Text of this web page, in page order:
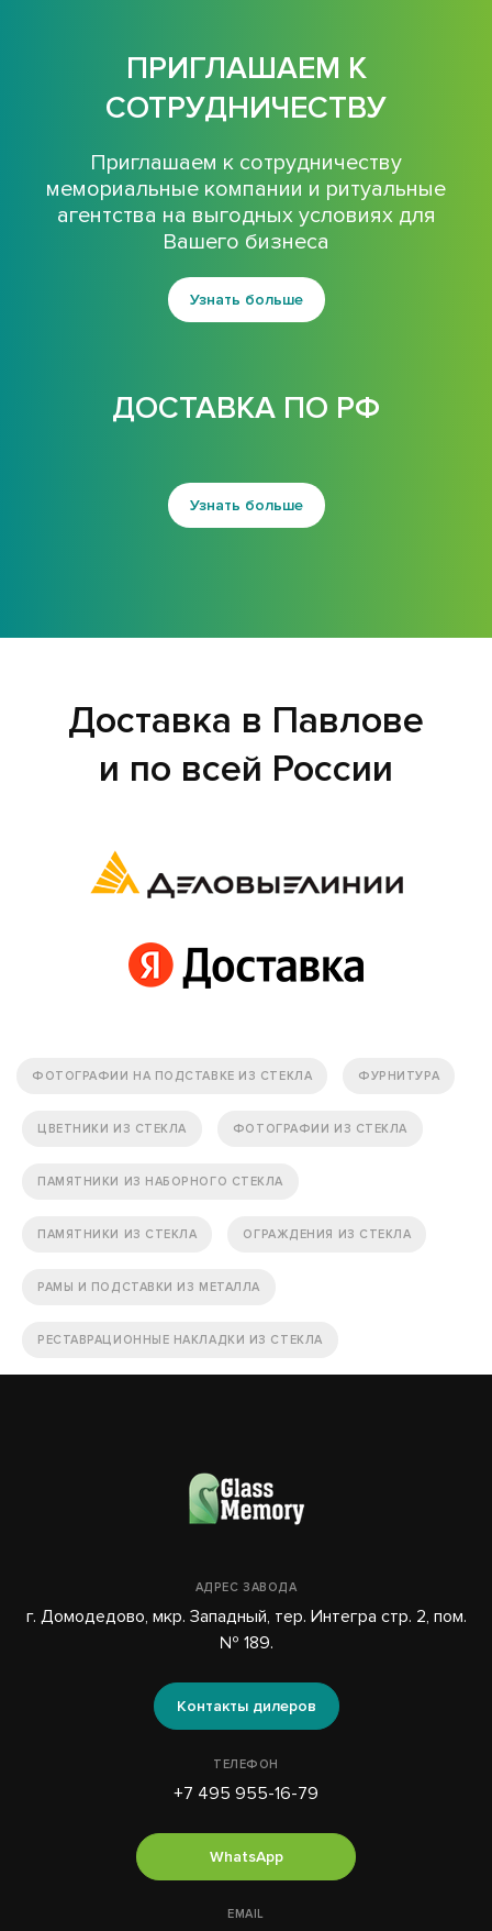
ПРИГЛАШАЕМ К
СОТРУДНИЧЕСТВУ
Приглашаем к сотрудничеству
мемориальные компании и ритуальные
агентства на выгодных условиях для
Вашего бизнеса
Узнать больше
ДОСТАВКА ПО РФ
Узнать больше
Доставка в Павлове
и по всей России
ФОТОГРАФИИ НА ПОДСТАВКЕ ИЗ СТЕКЛА ФУРНИТУРА
ЦВЕТНИКИ ИЗ СТЕКЛА ФОТОГРАФИИ ИЗ СТЕКЛА
ПАМЯТНИКИ ИЗ НАБОРНОГО СТЕКЛА
ПАМЯТНИКИ ИЗ СТЕКЛА ОГРАЖДЕНИЯ ИЗ СТЕКЛА
РАМЫ И ПОДСТАВКИ ИЗ МЕТАЛЛА
РЕСТАВРАЦИОННЫЕ НАКЛАДКИ ИЗ СТЕКЛА
АДРЕС ЗАВОДА
г. Домодедово, мкр. Западный, тер. Интегра стр. 2, пом.
№ 189.
Контакты дилеров
ТЕЛЕФОН
+7 495 955-16-79
WhatsApp
EMAIL